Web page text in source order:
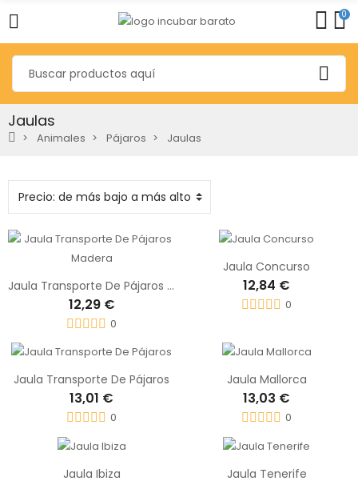
0
Jaulas
Animales Pájaros Jaulas
Jaula Transporte De Pájaros Madera
12,29 €
0
Jaula Concurso
12,84 €
0
Jaula Transporte De Pájaros
13,01 €
0
Jaula Mallorca
13,03 €
0
Jaula Ibiza Jaula Tenerife